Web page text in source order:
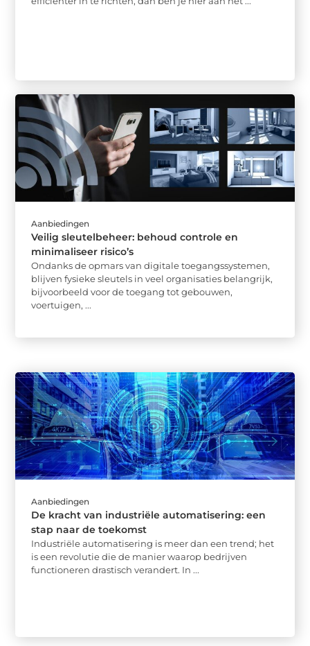
Aanbiedingen
Veilig sleutelbeheer: behoud controle en
minimaliseer risico’s
Ondanks de opmars van digitale toegangssystemen,
blijven fysieke sleutels in veel organisaties belangrijk,
bijvoorbeeld voor de toegang tot gebouwen,
voertuigen, ...
Aanbiedingen
De kracht van industriële automatisering: een
stap naar de toekomst
Industriële automatisering is meer dan een trend; het
is een revolutie die de manier waarop bedrijven
functioneren drastisch verandert. In ...